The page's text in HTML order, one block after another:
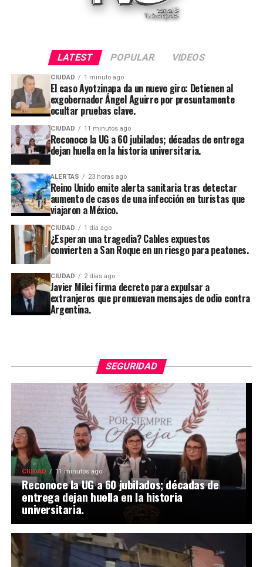
LATEST POPULAR VIDEOS
CIUDAD 1 minuto ago
El caso Ayotzinapa da un nuevo giro: Detienen al
exgobernador Ángel Aguirre por presuntamente
ocultar pruebas clave.
CIUDAD 11 minutos ago
Reconoce la UG a 60 jubilados; décadas de entrega
dejan huella en la historia universitaria.
ALERTAS 23 horas ago
Reino Unido emite alerta sanitaria tras detectar
aumento de casos de una infección en turistas que
viajaron a México.
CIUDAD 1 día ago
¿Esperan una tragedia? Cables expuestos
convierten a San Roque en un riesgo para peatones.
CIUDAD 2 días ago
Javier Milei firma decreto para expulsar a
extranjeros que promuevan mensajes de odio contra
Argentina.
SEGURIDAD
CIUDAD 11 minutos ago
Reconoce la UG a 60 jubilados; décadas de
entrega dejan huella en la historia
universitaria.